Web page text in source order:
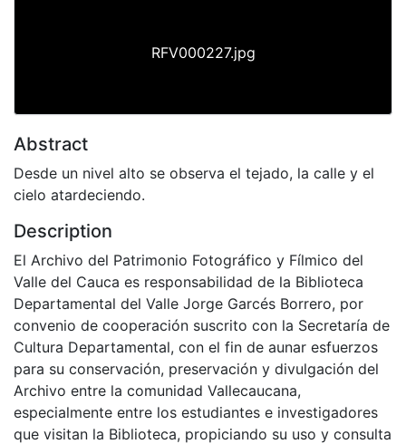
RFV000227.jpg
Abstract
Desde un nivel alto se observa el tejado, la calle y el
cielo atardeciendo.
Description
El Archivo del Patrimonio Fotográfico y Fílmico del
Valle del Cauca es responsabilidad de la Biblioteca
Departamental del Valle Jorge Garcés Borrero, por
convenio de cooperación suscrito con la Secretaría de
Cultura Departamental, con el fin de aunar esfuerzos
para su conservación, preservación y divulgación del
Archivo entre la comunidad Vallecaucana,
especialmente entre los estudiantes e investigadores
que visitan la Biblioteca, propiciando su uso y consulta